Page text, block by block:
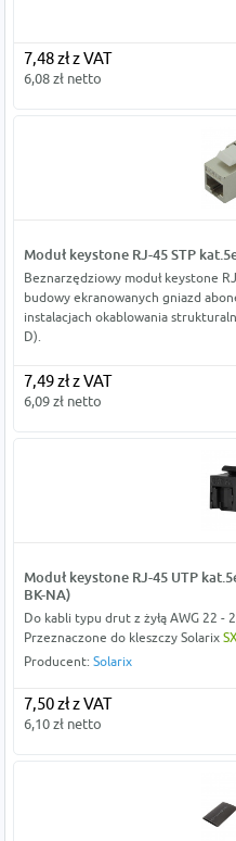
7,48 zł z VAT
6,08 zł netto
Moduł keystone RJ-45 STP
Beznarzędziowy moduł keystone
budowy ekranowanych gniazd
instalacjach okablowania
D).
7,49 zł z VAT
6,09 zł netto
Moduł keystone RJ-45 UTP
BK-NA)
Do kabli typu drut z żyłą AWG 22 -
Przeznaczone do kleszczy Solarix
Producent: Solarix
7,50 zł z VAT
6,10 zł netto